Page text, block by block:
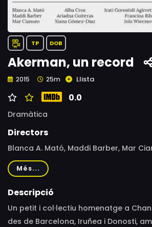
TP DOB
Akerman, un record
2015 25m Llista
0.0
Dramàtica
Directors
Blanca A. Mató, Maddi Barber, Mar
Xiana do Teixeiro, Irati Gorostidi
Guiteras, Cristina Pastrana, Francina
Wieczorek
Més...
Descripció
Un petit i col·lectiu homenatge a
des de Barcelona, Iruñea i Donosti,